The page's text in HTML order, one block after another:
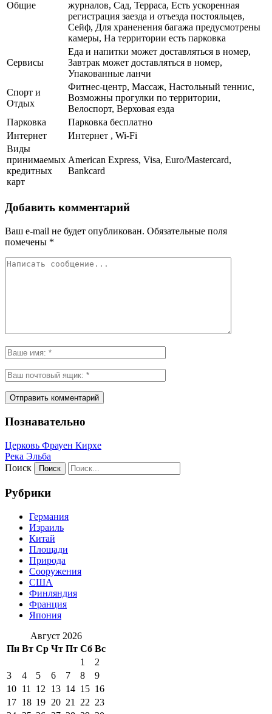
Общие
журналов, Сад, Терраса, Есть ускоренная
регистрация заезда и отъезда постояльцев,
Сейф, Для храненения багажа предусмотрены
камеры, На территории есть парковка
Сервисы
Еда и напитки может доставляться в номер,
Завтрак может доставляться в номер,
Упакованные ланчи
Спорт и
Отдых
Фитнес-центр, Массаж, Настольный теннис,
Возможны прогулки по территории,
Велоспорт, Верховая езда
Парковка
Парковка бесплатно
Интернет
Интернет , Wi-Fi
Виды
принимаемых
кредитных
карт
American Express, Visa, Euro/Mastercard,
Bankcard
Добавить комментарий
Ваш e-mail не будет опубликован. Обязательные поля
помечены *
Познавательно
Церковь Фрауен Кирхе
Река Эльба
Поиск
Рубрики
Германия
Израиль
Китай
Площади
Природа
Сооружения
США
Финляндия
Франция
Япония
Август 2026
Пн Вт Ср Чт Пт Сб Вс
1
2
3
4 5 6 7 8
9
10 11 12 13 14 15 16
17 18 19 20 21 22 23